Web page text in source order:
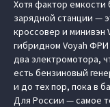
Хотя фактор емкости
зарядной станции —
кроссовер и минивэн
гибридном Voyah ФРИ
два электромотора,
есть бензиновый
и до тех пор, пока в
Для России — самое